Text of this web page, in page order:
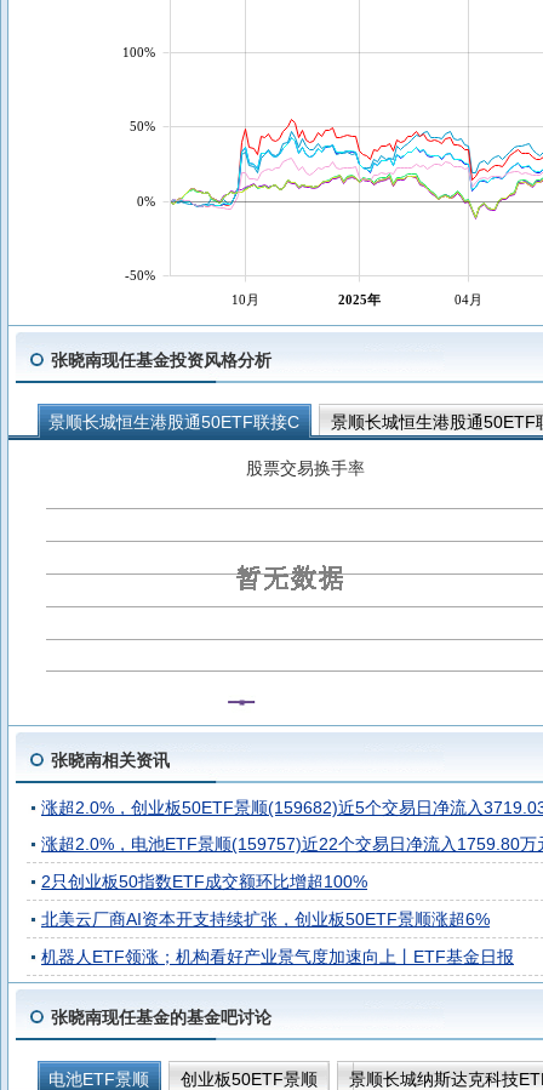
10月 2025年 04月
-50%
0%
50%
100%
张晓南现任基金投资风格分析
景顺长城恒生港股通50ETF联接C
景顺长城恒生港股通50ETF
景顺长城中证科创创业人工智能ETF联接C
景顺长城纳斯达克科技ETF联接(QDII)E人民币
景顺长城纳斯达克科技ETF联接(QDII)C人民币
景顺长城纳斯
创业板50ETF景顺
电池ETF景顺
股票交易换手率
张晓南相关资讯
涨超2.0%，创业板50ETF景顺(159682)近5个交易日净流入
涨超2.0%，电池ETF景顺(159757)近22个交易日净流入1759.80万
2只创业板50指数ETF成交额环比增超100%
北美云厂商AI资本开支持续扩张，创业板50ETF景顺涨超6%
机器人ETF领涨；机构看好产业景气度加速向上丨ETF基金日报
张晓南现任基金的基金吧讨论
电池ETF景顺 创业板50ETF景顺
景顺长城纳斯达克科技